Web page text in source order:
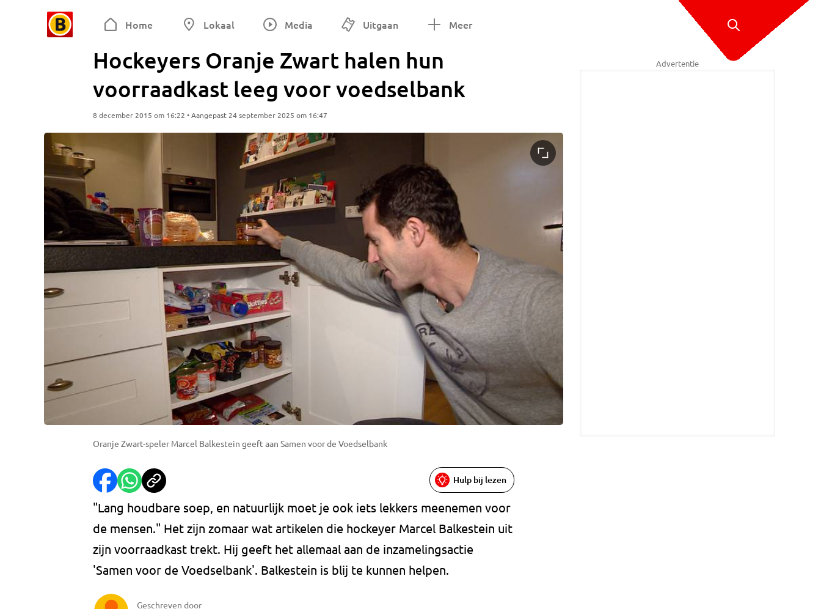
Home Lokaal Media Uitgaan Meer
Hockeyers Oranje Zwart halen hun
voorraadkast leeg voor voedselbank
8 december 2015 om 16:22 • Aangepast 24 september 2025 om 16:47
Oranje Zwart-speler Marcel Balkestein geeft aan Samen voor de Voedselbank
Hulp bij lezen
"Lang houdbare soep, en natuurlijk moet je ook iets lekkers meenemen voor
de mensen." Het zijn zomaar wat artikelen die hockeyer Marcel Balkestein uit
zijn voorraadkast trekt. Hij geeft het allemaal aan de inzamelingsactie
'Samen voor de Voedselbank'. Balkestein is blij te kunnen helpen.
Geschreven door
Advertentie